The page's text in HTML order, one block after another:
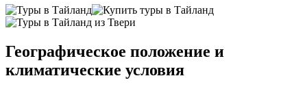
Географическое положение и
климатические условия